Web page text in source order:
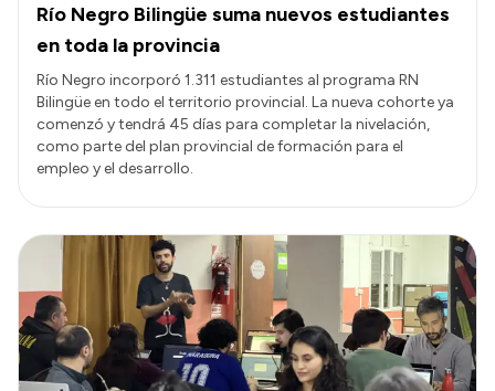
Convocatorias
Intranet
Login
Río Negro Bilingüe suma nuevos estudiantes
en toda la provincia
Río Negro incorporó 1.311 estudiantes al programa RN
Bilingüe en todo el territorio provincial. La nueva cohorte ya
comenzó y tendrá 45 días para completar la nivelación,
como parte del plan provincial de formación para el
empleo y el desarrollo.